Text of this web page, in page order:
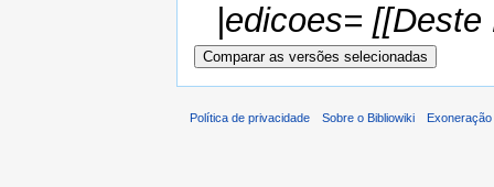
|edicoes=
Política de privacidade Sobre o Bibliowiki